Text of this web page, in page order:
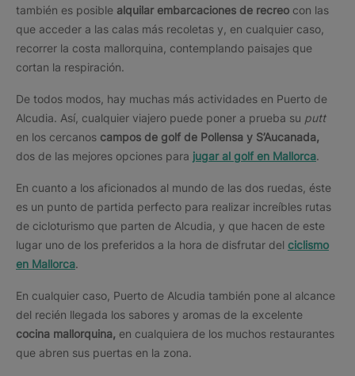
también es posible alquilar embarcaciones de recreo con las
que acceder a las calas más recoletas y, en cualquier caso,
recorrer la costa mallorquina, contemplando paisajes que
cortan la respiración.
De todos modos, hay muchas más actividades en Puerto de
Alcudia. Así, cualquier viajero puede poner a prueba su putt
en los cercanos campos de golf de Pollensa y S’Aucanada,
dos de las mejores opciones para jugar al golf en Mallorca.
En cuanto a los aficionados al mundo de las dos ruedas, éste
es un punto de partida perfecto para realizar increíbles rutas
de cicloturismo que parten de Alcudia, y que hacen de este
lugar uno de los preferidos a la hora de disfrutar del ciclismo
en Mallorca.
En cualquier caso, Puerto de Alcudia también pone al alcance
del recién llegada los sabores y aromas de la excelente
cocina mallorquina, en cualquiera de los muchos restaurantes
que abren sus puertas en la zona.